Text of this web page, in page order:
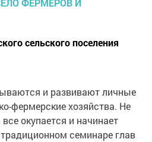
сельского поселения
и развивают личные
фермерские хозяйства. Не
окупается и начинает
семинаре глав